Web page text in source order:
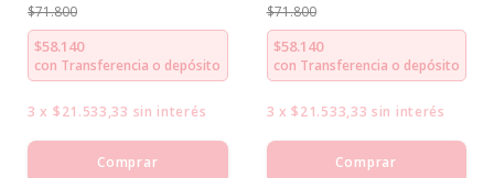
$71.800
$58.140
con Transferencia o depósito
3 x $21.533,33 sin interés
Comprar
$71.800
$58.140
con Transferencia o depósito
3 x$21.533,33 sin interés
Comprar